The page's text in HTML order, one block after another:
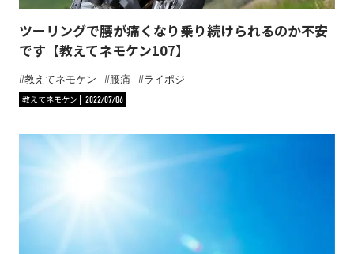
ツーリングで腰が痛くなり乗り続けられるのか不安
です【教えてネモケン107】
教えてネモケン 腰痛
ライポジ
教えてネモケン
2022/07/06